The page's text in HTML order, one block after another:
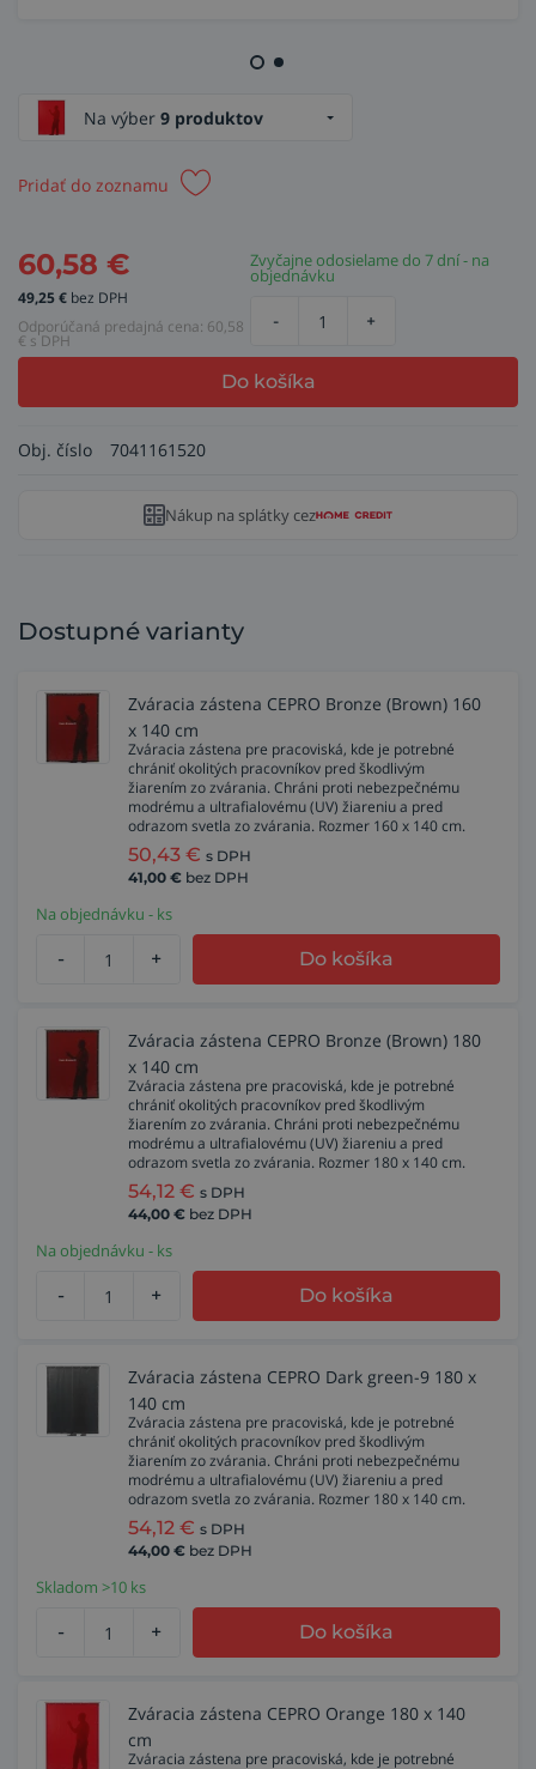
Na výber 9 produktov
Pridať do zoznamu
60,58 €
49,25€ bez DPH
Odporúčaná predajná cena: 60,58
€ s DPH
Zvyčajne odosielame do 7 dní - na
objednávku
- +
Do košíka
Obj. číslo 7041161520
Nákup na splátky cez
Dostupné varianty
Zváracia zástena CEPRO Bronze (Brown) 160
x 140 cm
Zváracia zástena pre pracoviská, kde je potrebné
chrániť okolitých pracovníkov pred škodlivým
žiarením zo zvárania. Chráni proti nebezpečnému
modrému a ultrafialovému (UV) žiareniu a pred
odrazom svetla zo zvárania. Rozmer 160 x 140 cm.
50,43 € s DPH
41,00 € bez DPH
Na objednávku - ks
- + Do košíka
Zváracia zástena CEPRO Bronze (Brown) 180
x 140 cm
Zváracia zástena pre pracoviská, kde je potrebné
chrániť okolitých pracovníkov pred škodlivým
žiarením zo zvárania. Chráni proti nebezpečnému
modrému a ultrafialovému (UV) žiareniu a pred
odrazom svetla zo zvárania. Rozmer 180 x 140 cm.
54,12 € s DPH
44,00 € bez DPH
Na objednávku - ks
- + Do košíka
Zváracia zástena CEPRO Dark green-9 180 x
140 cm
Zváracia zástena pre pracoviská, kde je potrebné
chrániť okolitých pracovníkov pred škodlivým
žiarením zo zvárania. Chráni proti nebezpečnému
modrému a ultrafialovému (UV) žiareniu a pred
odrazom svetla zo zvárania. Rozmer 180 x 140 cm.
54,12 € s DPH
44,00 € bez DPH
Skladom >10 ks
- + Do košíka
Zváracia zástena CEPRO Orange 180 x 140
cm
Zváracia zástena pre pracoviská, kde je potrebné